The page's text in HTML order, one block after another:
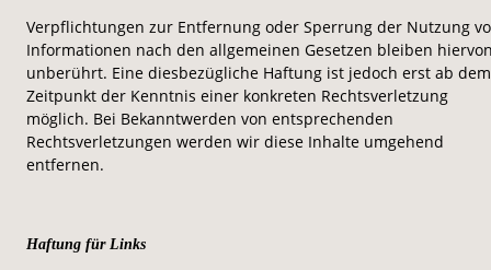
Verpflichtungen zur Entfernung oder Sperrung der Nutzung
Informationen nach den allgemeinen Gesetzen bleiben
unberührt. Eine diesbezügliche Haftung ist jedoch erst ab
Zeitpunkt der Kenntnis einer konkreten Rechtsverletzung
möglich. Bei Bekanntwerden von entsprechenden
Rechtsverletzungen werden wir diese Inhalte umgehend
entfernen.
Haftung für Links